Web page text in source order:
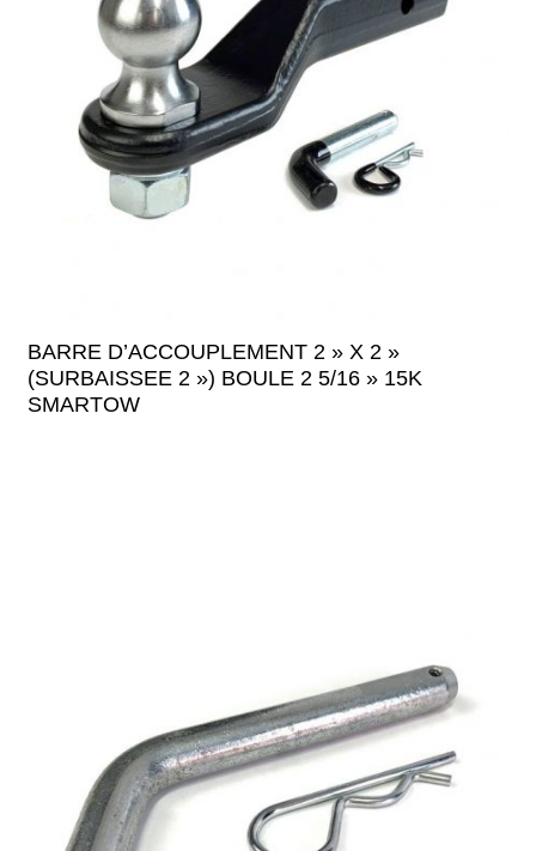
BARRE D’ACCOUPLEMENT 2 » X 2 »
(SURBAISSEE 2 ») BOULE 2 5/16 » 15K
SMARTOW